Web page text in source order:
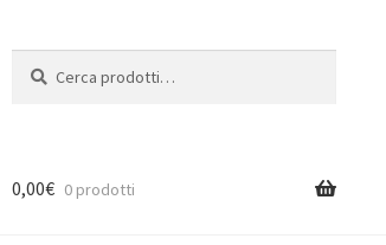
0,00€ 0 prodotti